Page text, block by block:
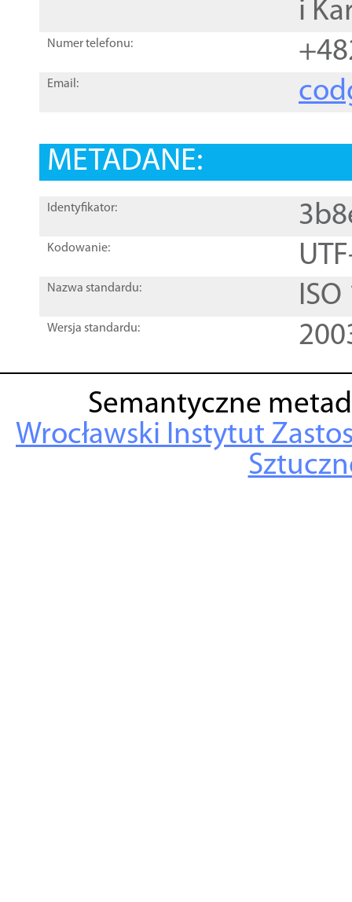
i
Numer telefonu:
Email:
METADANE:
Identyfikator:
Kodowanie:
Nazwa standardu:
Wersja standardu:
Semantyczne
Wrocławski Instytut